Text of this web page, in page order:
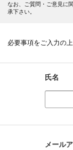
なお、ご質問・ご意見に
承下さい。
必要事項をご入力の
氏名
メール